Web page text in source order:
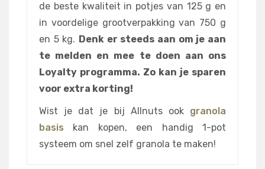
de beste kwaliteit in potjes van 125 g en
in voordelige grootverpakking van 750 g
en 5 kg. Denk er steeds aan om je aan
te melden en mee te doen aan ons
Loyalty programma. Zo kan je sparen
voor extra korting!
Wist je dat je bij Allnuts ook granola
basis kan kopen, een handig 1-pot
systeem om snel zelf granola te maken!